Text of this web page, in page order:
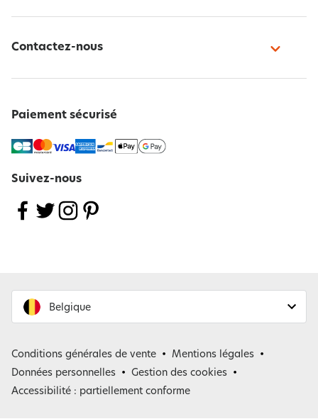
Contactez-nous
Paiement sécurisé
Suivez-nous
Belgique
Belgique
Conditions générales de vente
Mentions légales
Données personnelles
Gestion des cookies
Accessibilité : partiellement conforme